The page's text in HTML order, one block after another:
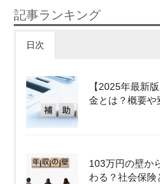
記事ランキング
日次
【2025年最新
金とは？概要や
103万円の壁か
わる？社会保